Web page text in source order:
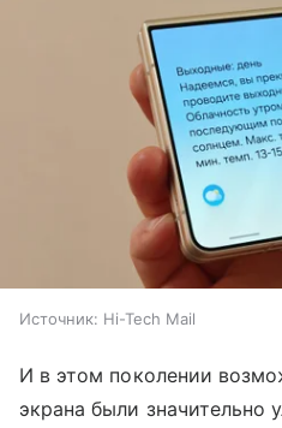
Источник: Hi-Tech Mail
И в этом поколении
экрана были значительно